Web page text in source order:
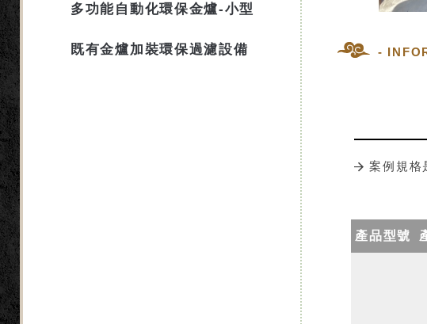
多功能自動化環保金爐-小型
既有金爐加裝環保過濾設備 -
案例規格
產品型號